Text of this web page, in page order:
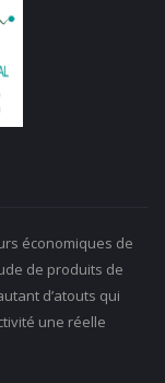
économiques de
de produits de
d’atouts qui
une réelle